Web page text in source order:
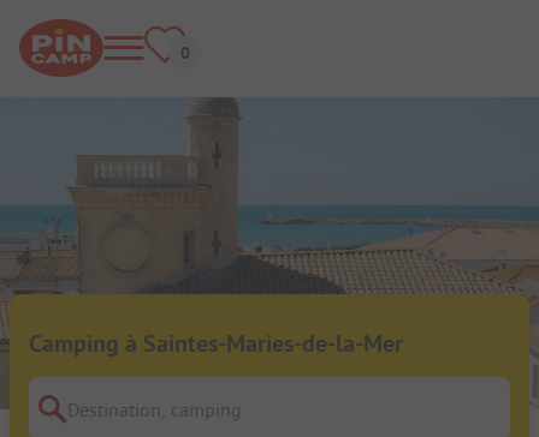
Camping à Saintes-Maries-de-la-Mer
Destination, camping